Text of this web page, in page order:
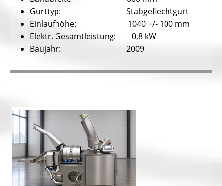
Gurttyp: Stabgeflechtgurt
Einlaufhöhe: 1040 +/- 100 mm
Elektr. Gesamtleistung: 0,8 kW
Baujahr: 2009